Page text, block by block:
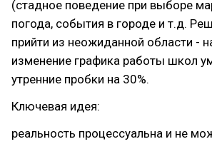
(стадное поведение при выборе
погода, события в городе и т.д.
прийти из неожиданной области -
изменение графика работы школ
утренние пробки на 30%.
Ключевая идея:
реальность процессуальна и не